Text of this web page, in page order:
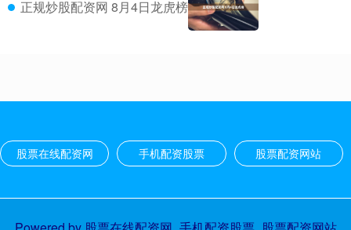
正规炒股配资网 8月4日龙虎榜
股票在线配资网 手机配资股票 股票配资网站